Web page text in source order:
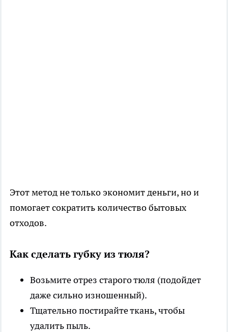
Этот метод не только экономит деньги, но и
помогает сократить количество бытовых
отходов.
Как сделать губку из тюля?
Возьмите отрез старого тюля (подойдет
даже сильно изношенный).
Тщательно постирайте ткань, чтобы
удалить пыль.